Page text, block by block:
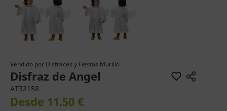
Vendido por Disfraces y Fiestas Murillo
Disfraz de Angel
AT32158
Desde 11.50 €